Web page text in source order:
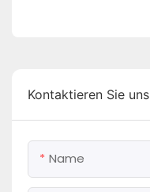
Kontaktieren Sie uns
Name